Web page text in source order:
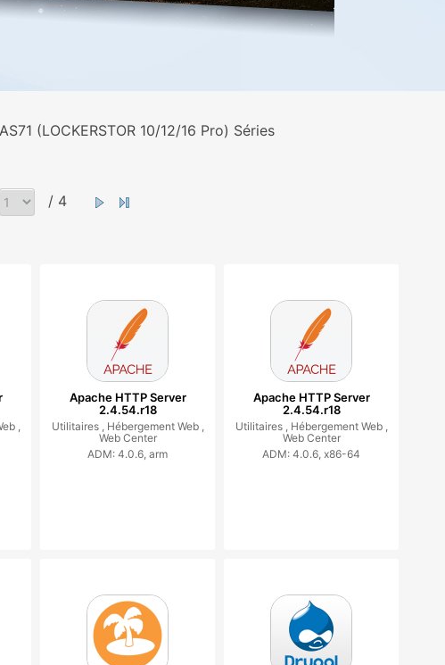
(LOCKERSTOR 10/12/16 Pro) Séries
/ 4
,
Apache HTTP Server
2.4.54.r18
Utilitaires , Hébergement Web ,
Web Center
ADM: 4.0.6, arm
Apache HTTP Server
2.4.54.r18
Utilitaires , Hébergement Web ,
Web Center
ADM: 4.0.6, x86-64